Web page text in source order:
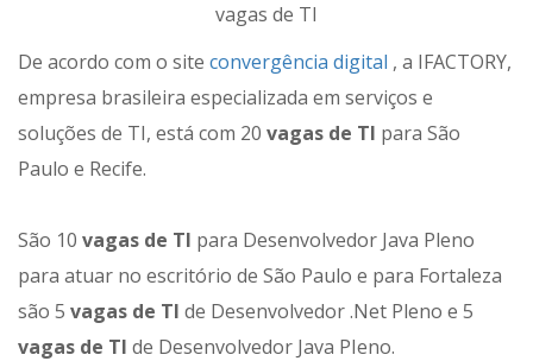
vagas de TI
De acordo com o site convergência digital , a IFACTORY,
empresa brasileira especializada em serviços e
soluções de TI, está com 20 vagas de TI para São
Paulo e Recife.
São 10 vagas de TI para Desenvolvedor Java Pleno
para atuar no escritório de São Paulo e para Fortaleza
são 5 vagas de TI de Desenvolvedor .Net Pleno e 5
vagas de TI de Desenvolvedor Java PIeno.